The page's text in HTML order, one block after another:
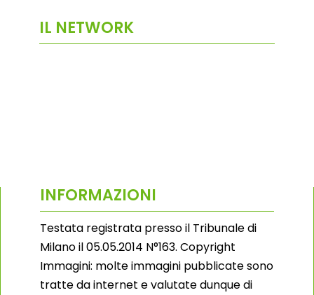
IL NETWORK
INFORMAZIONI
Testata registrata presso il Tribunale di
Milano il 05.05.2014 N°163. Copyright
Immagini: molte immagini pubblicate sono
tratte da internet e valutate dunque di